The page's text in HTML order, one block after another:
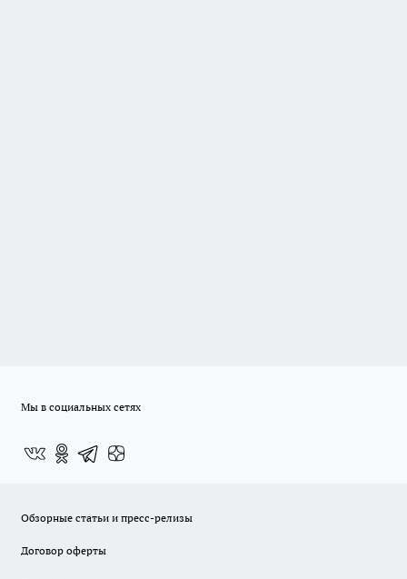
Мы в социальных сетях
Обзорные статьи и пресс-релизы
Договор оферты